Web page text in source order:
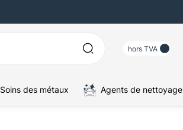
hors TVA
Soins des métaux Agents de nettoyage